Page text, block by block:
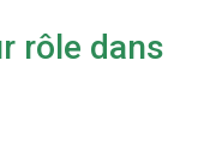
V
rôle dans